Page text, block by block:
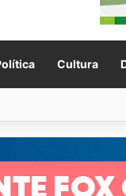
Cultura
llega a Villa de